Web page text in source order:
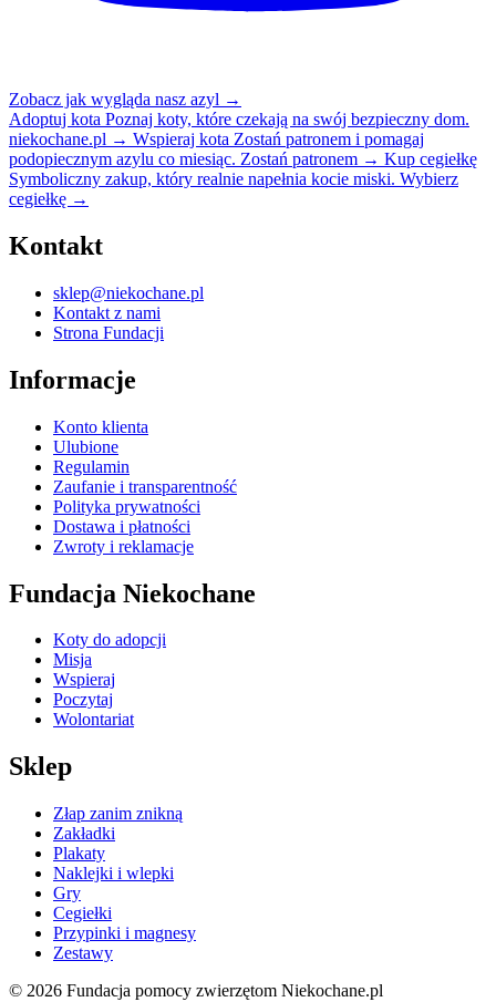
Zobacz jak wygląda nasz azyl →
Adoptuj kota Poznaj koty, które czekają na swój bezpieczny dom.
niekochane.pl → Wspieraj kota Zostań patronem i pomagaj
podopiecznym azylu co miesiąc. Zostań patronem → Kup cegiełkę
Symboliczny zakup, który realnie napełnia kocie miski. Wybierz
cegiełkę →
Kontakt
sklep@niekochane.pl
Kontakt z nami
Strona Fundacji
Informacje
Konto klienta
Ulubione
Regulamin
Zaufanie i transparentność
Polityka prywatności
Dostawa i płatności
Zwroty i reklamacje
Fundacja Niekochane
Koty do adopcji
Misja
Wspieraj
Poczytaj
Wolontariat
Sklep
Złap zanim znikną
Zakładki
Plakaty
Naklejki i wlepki
Gry
Cegiełki
Przypinki i magnesy
Zestawy
© 2026 Fundacja pomocy zwierzętom Niekochane.pl